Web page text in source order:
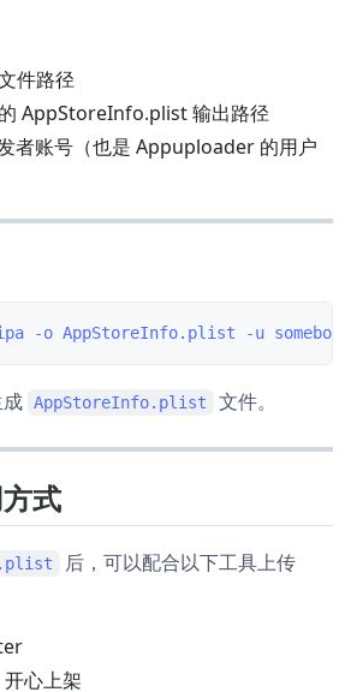
件路径
的 AppStoreInfo.plist 输出路径
者账号（也是 Appuploader 的用户
AppStoreInfo.plist 文件。
式
后，可以配合以下工具上传
心上架